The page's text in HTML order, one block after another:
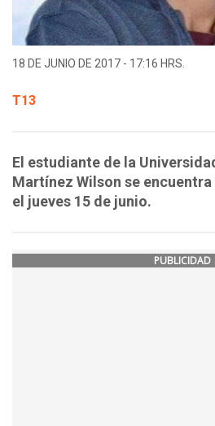
18 DE JUNIO DE 2017 - 17:16 HRS.
T13
El estudiante de la
Martínez Wilson se
el jueves 15 de junio.
PUBLICIDAD